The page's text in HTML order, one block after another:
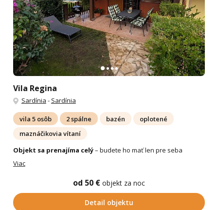
Vila Regina
Sardínia - Sardínia
vila 5 osôb 2 spálne bazén
oplotené
maznáčikovia vítaní
Objekt sa prenajíma celý– budete ho mať len pre seba
Viac
od 50 € objekt za noc
Detail objektu